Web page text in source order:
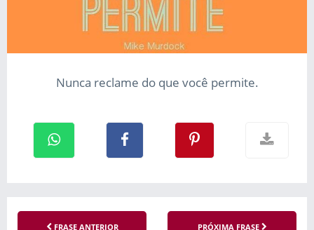
Nunca reclame do que você permite.
FRASE ANTERIOR PRÓXIMA FRASE